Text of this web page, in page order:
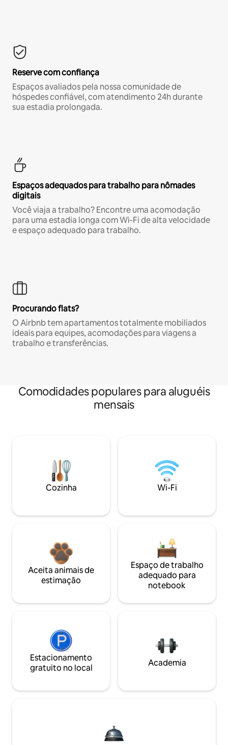
Reserve com confiança
Espaços avaliados pela nossa comunidade de
hóspedes confiável, com atendimento 24h durante
sua estadia prolongada.
Espaços adequados para trabalho para nômades
digitais
Você viaja a trabalho? Encontre uma acomodação
para uma estadia longa com Wi-Fi de alta velocidade
e espaço adequado para trabalho.
Procurando flats?
O Airbnb tem apartamentos totalmente mobiliados
ideais para equipes, acomodações para viagens a
trabalho e transferências.
Comodidades populares para aluguéis
mensais
Cozinha Wi-Fi
Aceita animais de
estimação
Espaço de trabalho
adequado para
notebook
Estacionamento
gratuito no local
Academia